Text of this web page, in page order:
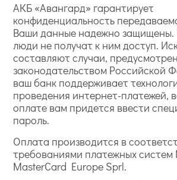
АКБ «Авангард» гарантирует
конфиденциальность
Ваши данные надежно
люди не получат к ним доступ.
составляют случаи,
законодательством Российской
ваш банк поддерживает
проведения интернет-платежей,
оплате вам придется ввести
пароль.
Оплата производится в
требованиями платежных
MasterCard Europe Sprl.